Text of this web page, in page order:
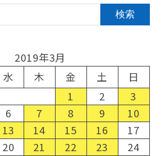
2019年3月
水 木 金 土
日
1
2
3
6 7 8 9
10
13 14 15 16
17
20 21 22 23
24